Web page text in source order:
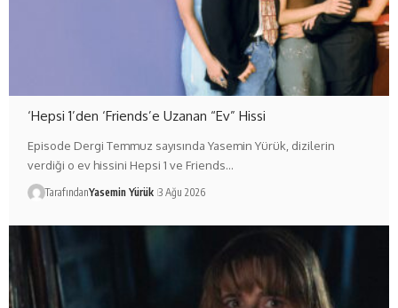
‘Hepsi 1’den ‘Friends’e Uzanan “Ev” Hissi
Episode Dergi Temmuz sayısında Yasemin Yürük, dizilerin
verdiği o ev hissini Hepsi 1 ve Friends…
TarafındanYasemin Yürük 3 Ağu 2026